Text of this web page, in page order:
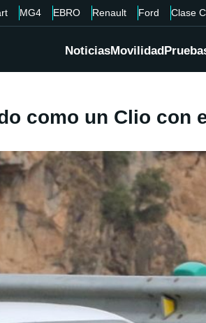
MG4 EBRO Renault Ford Clase C
NoticiasMovilidad
como un Clio con